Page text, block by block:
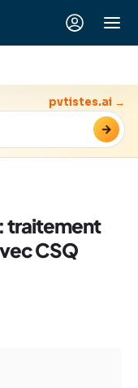
→
pvtistes.ai →
traitement
CSQ